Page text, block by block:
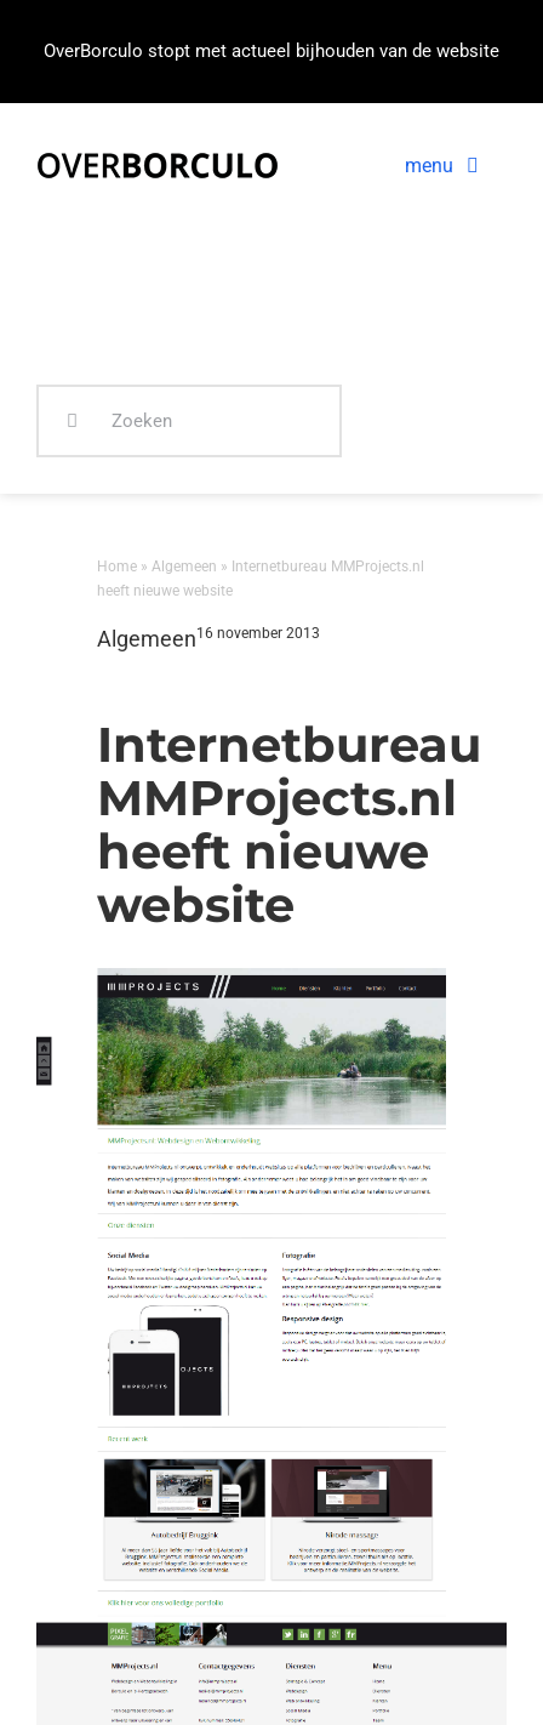
OverBorculo stopt met actueel bijhouden van de website
menu
Home »Algemeen » Internetbureau MMProjects.nl
heeft nieuwe website
Algemeen16 november 2013
Internetbureau
MMProjects.nl
heeft nieuwe
website